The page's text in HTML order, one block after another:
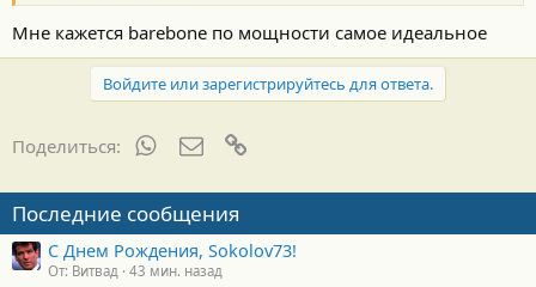
Мне кажется barebone по мощности самое идеальное
Войдите или зарегистрируйтесь для ответа.
Поделиться: WhatsAppЭлектронная почта
Последние сообщения
С Днем Рождения, Sokolov73!
От: Витвад 43 мин. назад